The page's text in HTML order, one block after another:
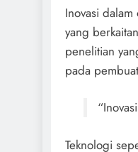
Inovasi
yang
penelitian
pada
Teknologi